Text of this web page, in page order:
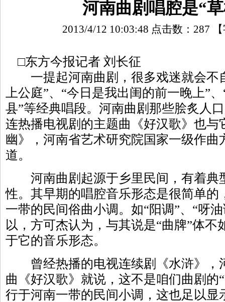
河南曲剧唱腔是“
2013/4/12 10:03:48 点击数： 287
□东方今报记者 刘长征
一提起河南曲剧，很多戏迷就会不
上公庭”、“今日是我出闺的前一晚上”
县”等经典唱段。河南曲剧那些脍炙人
连热播电视剧的主题曲《好汉歌》也与
幽》，河南省艺术研究院国家一级作
道。
河南曲剧起源于乡里民间，有着典
性。其早期的唱腔音乐形态是很简单的
一带的民间俗曲小调。如“阳调”、“呀
以，方可杰认为，与其说是“曲牌”体不
于它的音乐形态。
曾经热播的电视连续剧《水浒》，
曲《好汉歌》就说，这不是咱们曲剧的
行于河南一带的民间小调，这也足以显